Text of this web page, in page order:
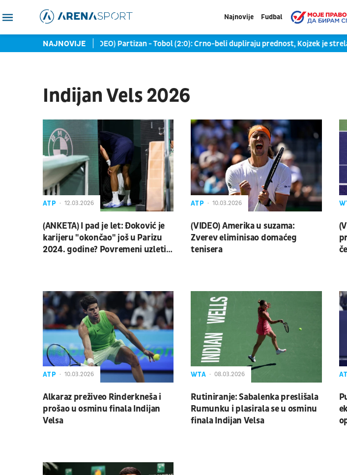
Najnovije Fudbal
NAJNOVIJE
(UŽIVO/VIDEO) Partizan - Tobol (2:0): Crno-beli dupliraju prednost, Kojzek je strelac!
Indijan Vels 2026
ATP 12.03.2026
(ANKETA) I pad je let: Đoković je
karijeru "okončao" još u Parizu
2024. godine? Povremeni uzleti
ATP 10.03.2026
(VIDEO) Amerika u suzama:
Zverev eliminisao domaćeg
tenisera
ATP 10.03.2026
Alkaraz preživeo Rinderkneša i
prošao u osminu finala Indijan
Velsa
WTA 08.03.2026
Rutiniranje: Sabalenka preslišala
Rumunku i plasirala se u osminu
finala Indijan Velsa